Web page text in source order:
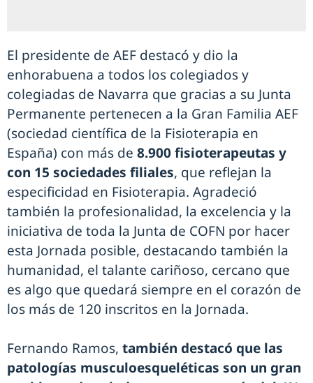
El presidente de AEF destacó y dio la
enhorabuena a todos los colegiados y
colegiadas de Navarra que gracias a su Junta
Permanente pertenecen a la Gran Familia AEF
(sociedad científica de la Fisioterapia en
España) con más de 8.900 fisioterapeutas y
con 15 sociedades filiales, que reflejan la
especificidad en Fisioterapia. Agradeció
también la profesionalidad, la excelencia y la
iniciativa de toda la Junta de COFN por hacer
esta Jornada posible, destacando también la
humanidad, el talante cariñoso, cercano que
es algo que quedará siempre en el corazón de
los más de 120 inscritos en la Jornada.
Fernando Ramos, también destacó que las
patologías musculoesqueléticas son un gran